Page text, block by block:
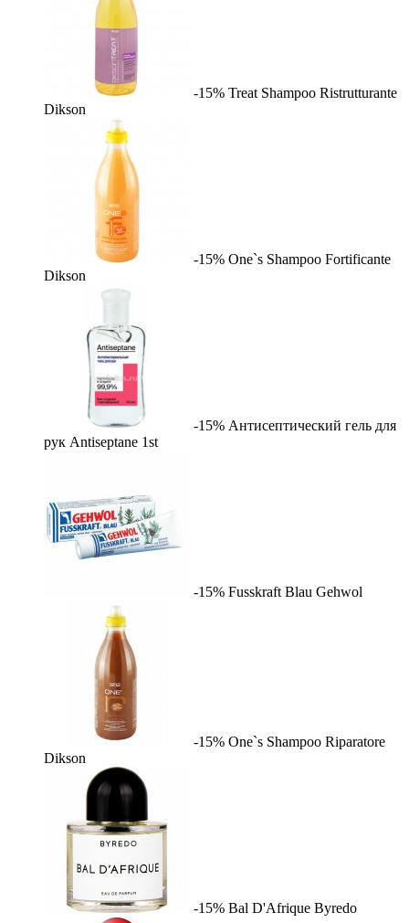
-15% Treat Shampoo Ristrutturante
Dikson
-15% One`s Shampoo Fortificante
Dikson
-15% Антисептический гель для
рук Antiseptane 1st
-15% Fusskraft Blau Gehwol
-15% One`s Shampoo Riparatore
Dikson
-15% Bal D'Afrique Byredo